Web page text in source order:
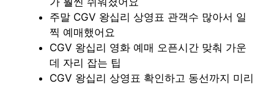
주말 CGV 왕십리 상영표 관객수 많아서 일
찍 예매했어요
CGV 왕십리 영화 예매 오픈시간 맞춰 가운
데 자리 잡는 팁
CGV 왕십리 상영표 확인하고 동선까지 미리